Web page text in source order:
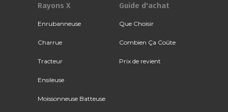
Rayons X
Enrubanneuse
Charrue
Tracteur
Ensileuse
Moissonneuse Batteuse
Guide d'achat
Que Choisir
Combien Ça Coûte
Prix de revient